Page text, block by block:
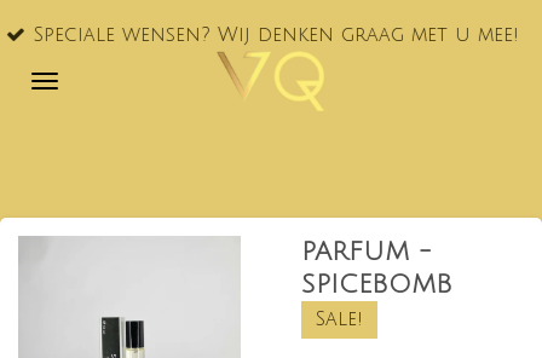
Ga
naar
wensen? Wij denken graag met u mee!
PARFUM -
SPICEBOMB
Sale!